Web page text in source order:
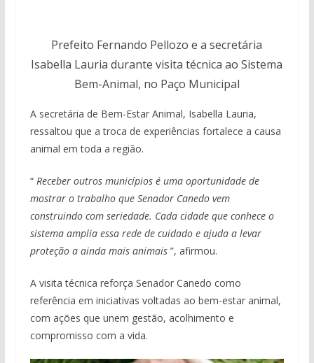
Prefeito Fernando Pellozo e a secretária
Isabella Lauria durante visita técnica ao Sistema
Bem-Animal, no Paço Municipal
A secretária de Bem-Estar Animal, Isabella Lauria,
ressaltou que a troca de experiências fortalece a causa
animal em toda a região.
“ Receber outros municípios é uma oportunidade de
mostrar o trabalho que Senador Canedo vem
construindo com seriedade. Cada cidade que conhece o
sistema amplia essa rede de cuidado e ajuda a levar
proteção a ainda mais animais ”, afirmou.
A visita técnica reforça Senador Canedo como
referência em iniciativas voltadas ao bem-estar animal,
com ações que unem gestão, acolhimento e
compromisso com a vida.